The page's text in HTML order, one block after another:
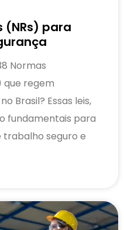
(NRs) para
Normas
que regem
Brasil? Essas leis,
fundamentais para
seguro e